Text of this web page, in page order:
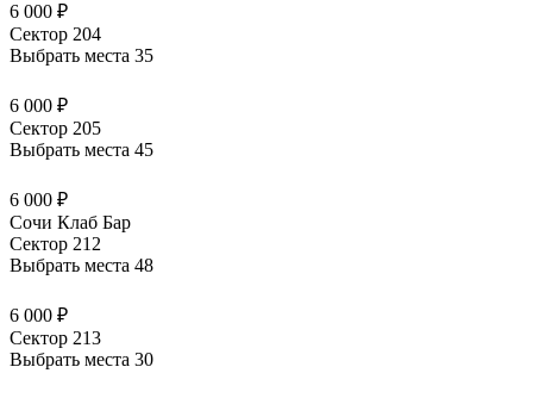
6 000 ₽
Сектор 204
Выбрать места 35
6 000 ₽
Сектор 205
Выбрать места 45
6 000 ₽
Сочи Клаб Бар
Сектор 212
Выбрать места 48
6 000 ₽
Сектор 213
Выбрать места 30